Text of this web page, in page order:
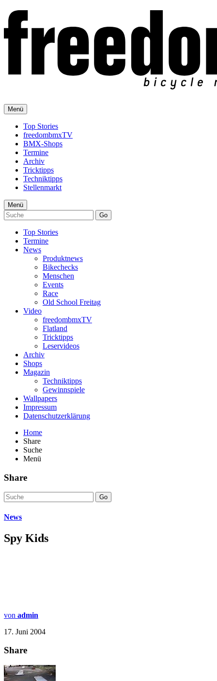
Menü
Top Stories
freedombmxTV
BMX-Shops
Termine
Archiv
Tricktipps
Techniktipps
Stellenmarkt
Menü
Go
Top Stories
Termine
News
Produktnews
Bikechecks
Menschen
Events
Race
Old School Freitag
Video
freedombmxTV
Flatland
Tricktipps
Leservideos
Archiv
Shops
Magazin
Techniktipps
Gewinnspiele
Wallpapers
Impressum
Datenschutzerklärung
Home
Share
Suche
Menü
Share
Go
News
Spy Kids
von admin
17. Juni 2004
Share